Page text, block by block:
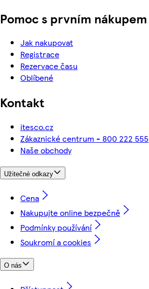
Pomoc s prvním nákupem
Jak nakupovat
Registrace
Rezervace času
Oblíbené
Kontakt
itesco.cz
Zákaznické centrum - 800 222 555
Naše obchody
Užitečné odkazy
Cena
Nakupujte online bezpečně
Podmínky používání
Soukromí a cookies
O nás